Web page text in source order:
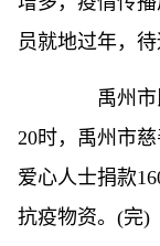
员就地过年，
禹州市民
20时，禹州市
爱心人士捐款
抗疫物资。(完)